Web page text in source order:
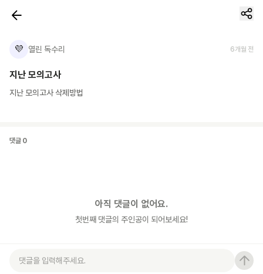
💜 열린 독수리 6개월 전
지난 모의고사
지난 모의고사 삭제방법
댓글 0
아직 댓글이 없어요.
첫번째 댓글의 주인공이 되어보세요!